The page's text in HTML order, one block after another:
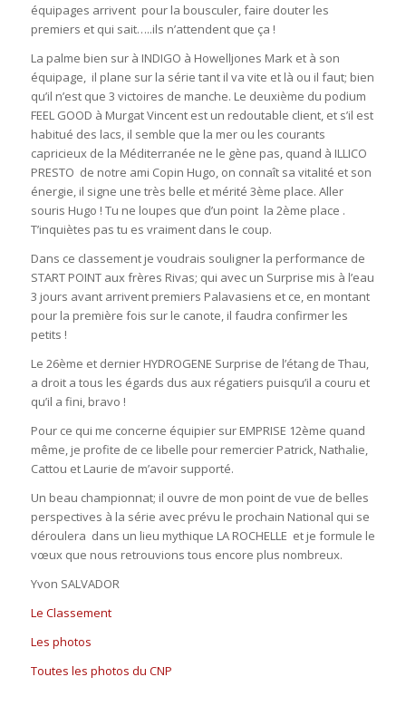
équipages arrivent pour la bousculer, faire douter les
premiers et qui sait…..ils n’attendent que ça !
La palme bien sur à INDIGO à Howelljones Mark et à son
équipage, il plane sur la série tant il va vite et là ou il faut; bien
qu’il n’est que 3 victoires de manche. Le deuxième du podium
FEEL GOOD à Murgat Vincent est un redoutable client, et s’il est
habitué des lacs, il semble que la mer ou les courants
capricieux de la Méditerranée ne le gène pas, quand à ILLICO
PRESTO de notre ami Copin Hugo, on connaît sa vitalité et son
énergie, il signe une très belle et mérité 3ème place. Aller
souris Hugo ! Tu ne loupes que d’un point la 2ème place .
T’inquiètes pas tu es vraiment dans le coup.
Dans ce classement je voudrais souligner la performance de
START POINT aux frères Rivas; qui avec un Surprise mis à l’eau
3 jours avant arrivent premiers Palavasiens et ce, en montant
pour la première fois sur le canote, il faudra confirmer les
petits !
Le 26ème et dernier HYDROGENE Surprise de l’étang de Thau,
a droit a tous les égards dus aux régatiers puisqu’il a couru et
qu’il a fini, bravo !
Pour ce qui me concerne équipier sur EMPRISE 12ème quand
même, je profite de ce libelle pour remercier Patrick, Nathalie,
Cattou et Laurie de m’avoir supporté.
Un beau championnat; il ouvre de mon point de vue de belles
perspectives à la série avec prévu le prochain National qui se
déroulera dans un lieu mythique LA ROCHELLE et je formule le
vœux que nous retrouvions tous encore plus nombreux.
Yvon SALVADOR
Le Classement
Les photos
Toutes les photos du CNP